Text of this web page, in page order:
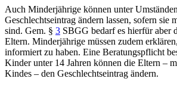
Auch Minderjährige können unter
Geschlechtseintrag ändern lassen, sofern sie
sind. Gem. § 3 SBGG bedarf es hierfür aber
Eltern. Minderjährige müssen zudem
informiert zu haben. Eine Beratungspflicht
Kinder unter 14 Jahren können die Eltern –
Kindes – den Geschlechtseintrag ändern.